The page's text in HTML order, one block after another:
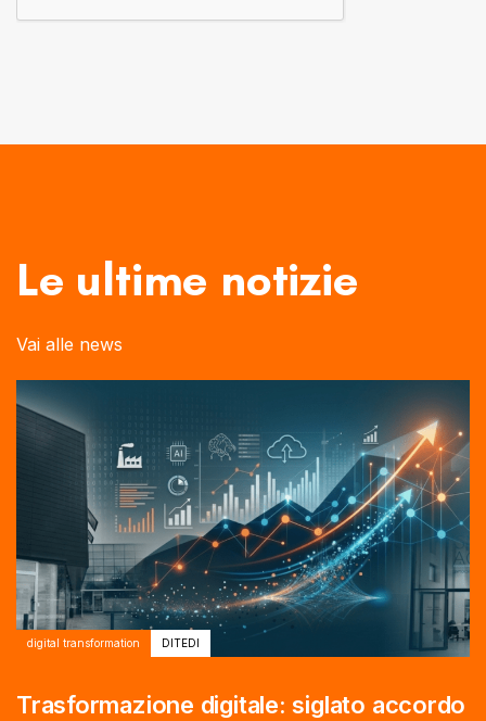
Le ultime notizie
Vai alle news
digital transformation DITEDI
Trasformazione digitale: siglato accordo